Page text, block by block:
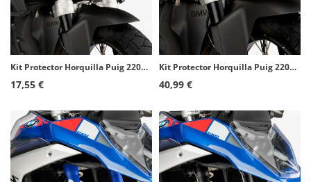
Kit Protector Horquilla Puig 22052C Carbono para Universal
17,55 €
Kit Protector Horquilla Puig 22051N Negro para varios modelos de BMW y Yamaha
40,99 €